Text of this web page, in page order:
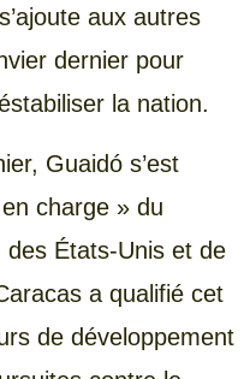
aux autres
dernier pour
la nation.
Guaidó s’est
charge » du
des États-Unis et de
a qualifié cet
de développement